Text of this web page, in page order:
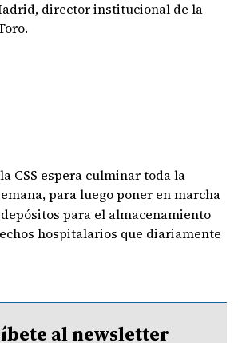
director institucional de la
CSS espera culminar toda la
para luego poner en marcha
para el almacenamiento
hospitalarios que diariamente
al newsletter